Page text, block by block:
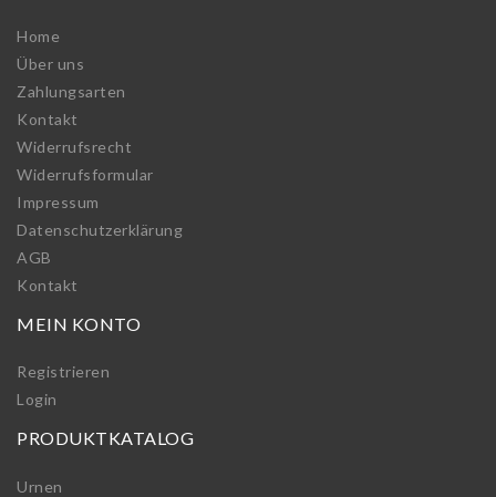
Home
Über uns
Zahlungsarten
Kontakt
Widerrufs­recht
Widerrufs­formular
Impressum
Daten­schutz­erklärung
AGB
Kontakt
MEIN KONTO
Registrieren
Login
PRODUKTKATALOG
Urnen